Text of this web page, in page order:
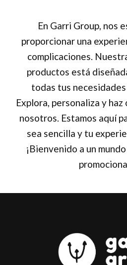
En Garri Group, nos
proporcionar una
complicaciones.
productos está
todas tus
Explora, personaliza y
nosotros. Estamos aquí
sea sencilla y tu
¡Bienvenido a un